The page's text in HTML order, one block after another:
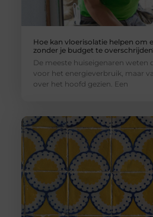
Hoe kan vloerisolatie helpen om
zonder je budget te
De meeste huiseigenaren weten
voor het energieverbruik, maar
over het hoofd gezien. Een